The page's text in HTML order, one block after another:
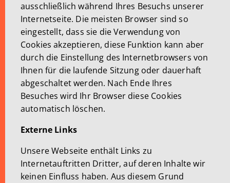
ausschließlich während Ihres Besuchs unserer
Internetseite. Die meisten Browser sind so
eingestellt, dass sie die Verwendung von
Cookies akzeptieren, diese Funktion kann aber
durch die Einstellung des Internetbrowsers von
Ihnen für die laufende Sitzung oder dauerhaft
abgeschaltet werden. Nach Ende Ihres
Besuches wird Ihr Browser diese Cookies
automatisch löschen.
Externe Links
Unsere Webseite enthält Links zu
Internetauftritten Dritter, auf deren Inhalte wir
keinen Einfluss haben. Aus diesem Grund